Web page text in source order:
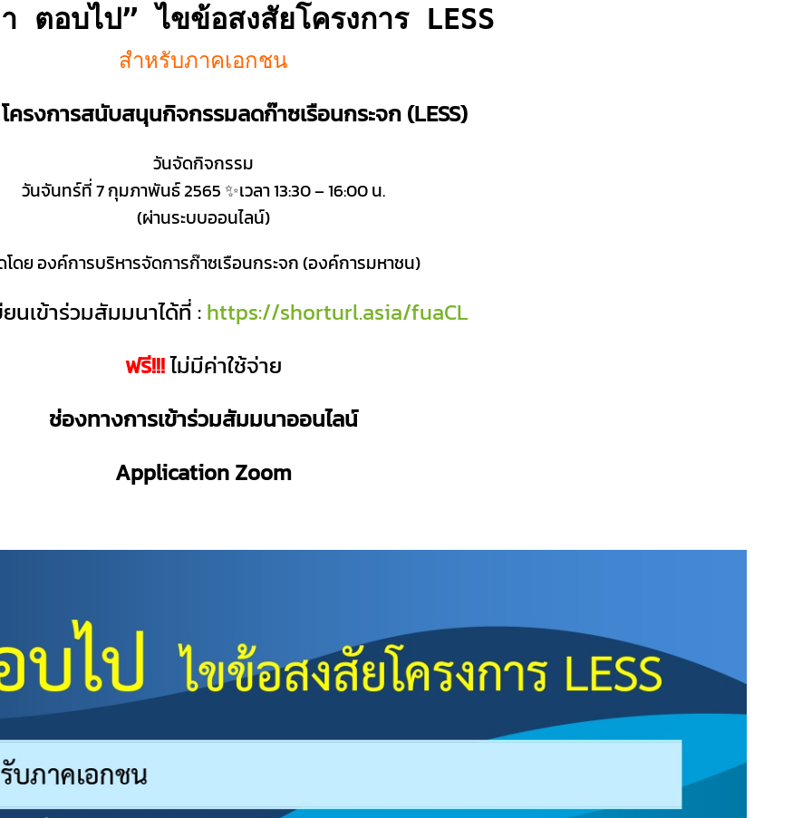
ตอบไป” ไขข้อสงสัยโครงการ LESS
สำหรับภาคเอกชน
ครงการสนับสนุนกิจกรรมลดก๊าซเรือนกระจก (LESS)
วันจัดกิจกรรม
วันจันทร์ที่ 7 กุมภาพันธ์ 2565 ✨เวลา 13:30 – 16:00 น.
(ผ่านระบบออนไลน์)
โดย องค์การบริหารจัดการก๊าซเรือนกระจก (องค์การมหาชน)
นเข้าร่วมสัมมนาได้ที่ : https://shorturl.asia/fuaCL
ฟรี!!!ไม่มีค่าใช้จ่าย
ช่องทางการเข้าร่วมสัมมนาออนไลน์
Application Zoom